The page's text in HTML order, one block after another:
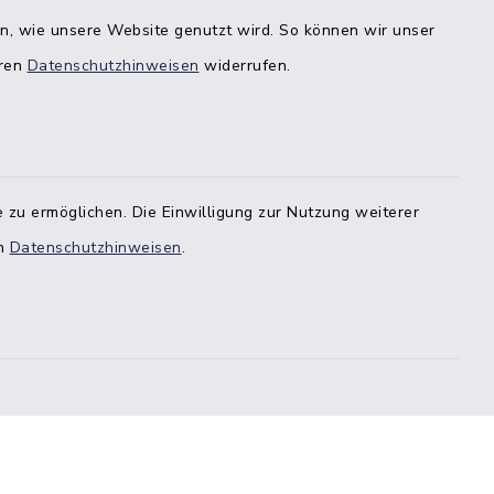
wie unsere Website genutzt wird. So können wir unser
Datenschutzhinweisen widerrufen.
ermöglichen. Die Einwilligung zur Nutzung weiterer
Datenschutzhinweisen.